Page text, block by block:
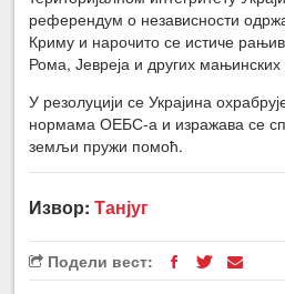
референдум о независности
Криму и нарочито се истиче
Рома, Јевреја и других мањинских
У резолуцији се Украјина
нормама ОЕБС-а и изражава се
земљи пружи помоћ.
Извор:Танјуг
Подели вест: